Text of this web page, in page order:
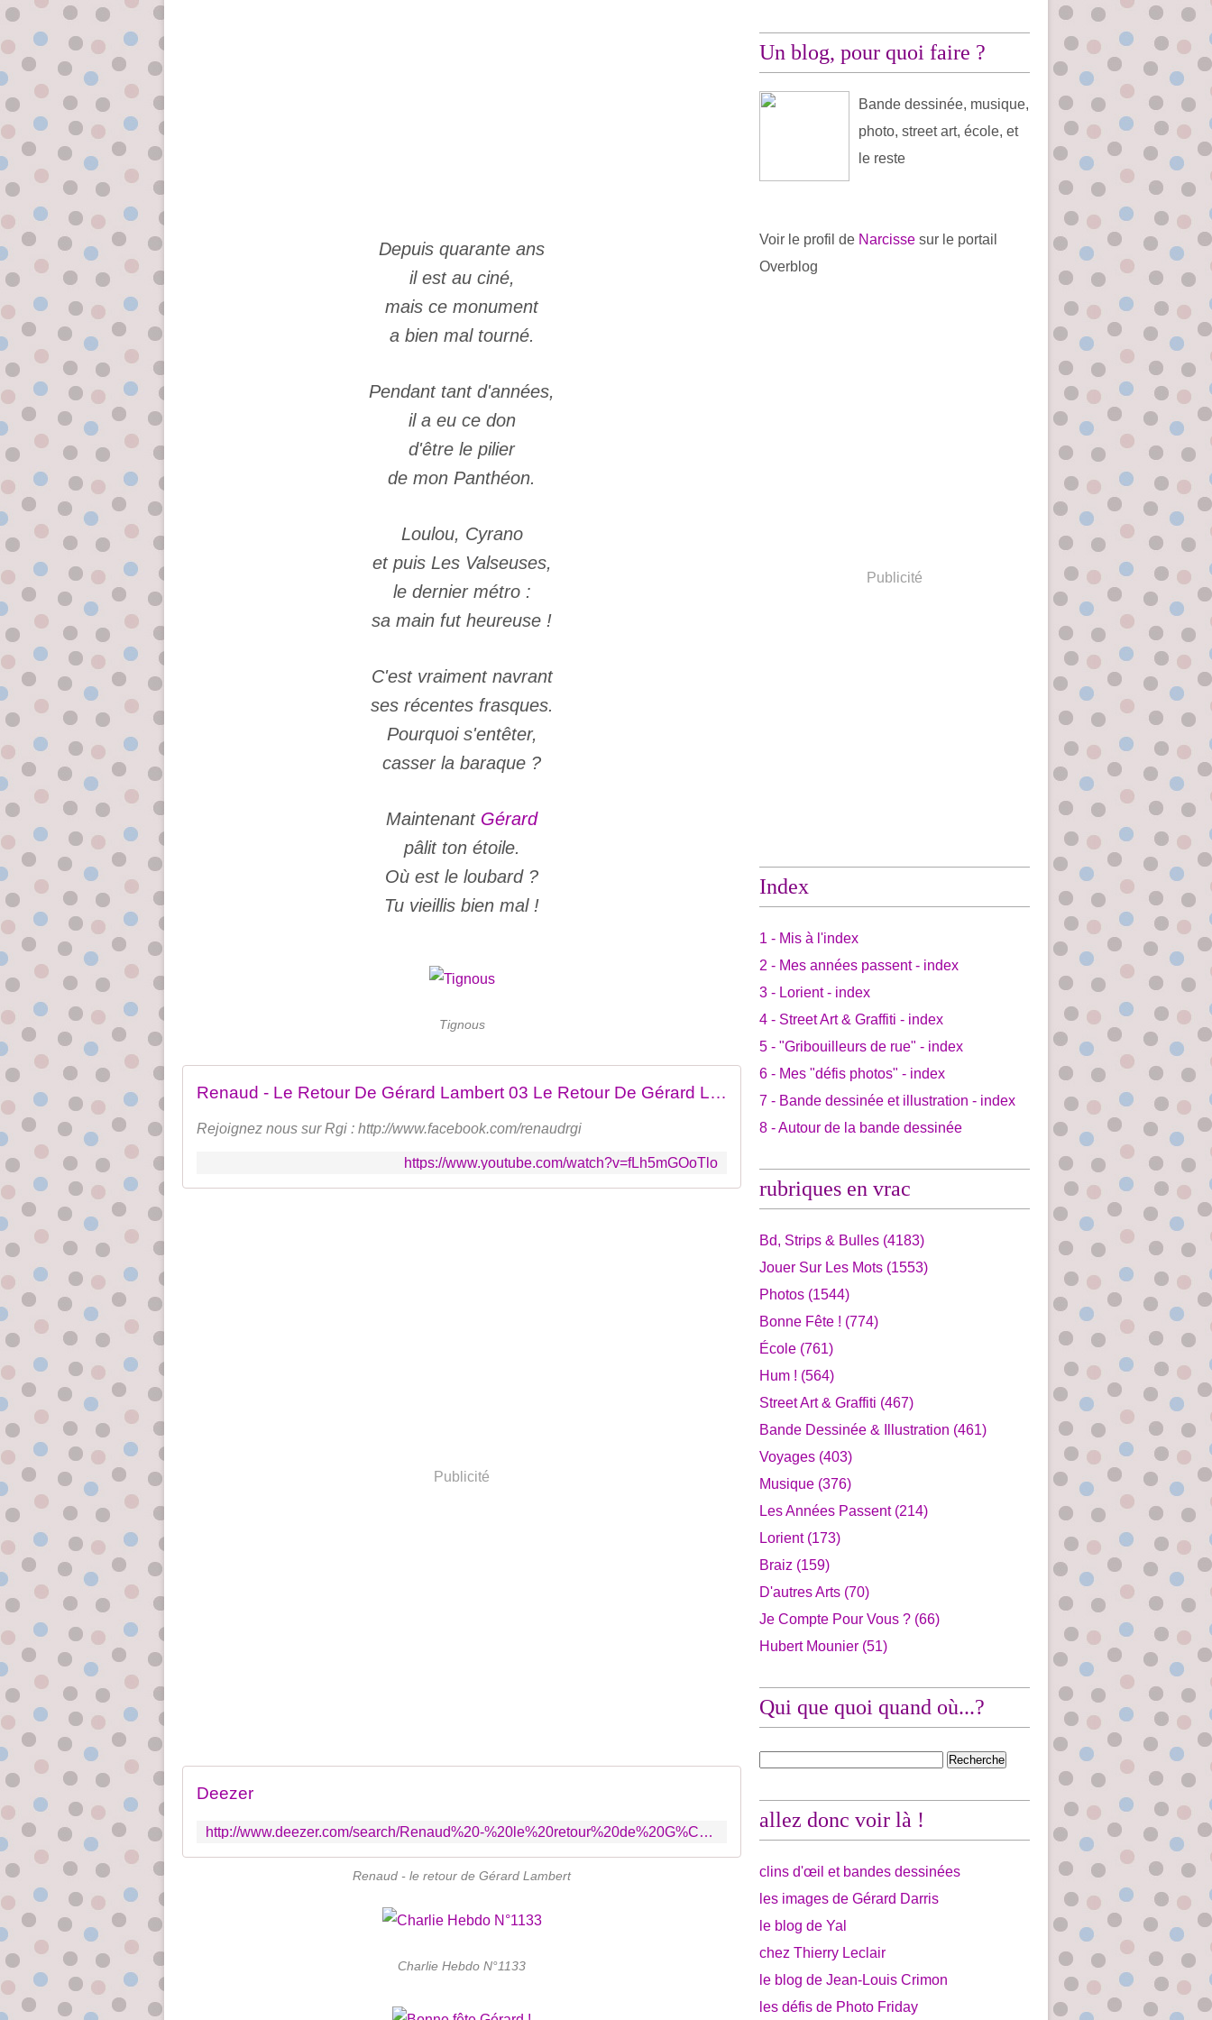
Depuis quarante ans
il est au ciné,
mais ce monument
a bien mal tourné.
Pendant tant d'années,
il a eu ce don
d'être le pilier
de mon Panthéon.
Loulou, Cyrano
et puis Les Valseuses,
le dernier métro :
sa main fut heureuse !
C'est vraiment navrant
ses récentes frasques.
Pourquoi s'entêter,
casser la baraque ?
Maintenant Gérard
pâlit ton étoile.
Où est le loubard ?
Tu vieillis bien mal !
Tignous
Renaud - Le Retour De Gérard Lambert 03 Le Retour De Gérard Lambert
Rejoignez nous sur Rgi : http://www.facebook.com/renaudrgi
https://www.youtube.com/watch?v=fLh5mGOoTlo
Publicité
Deezer
http://www.deezer.com/search/Renaud%20-%20le%20retour%20de%20G%C3%A9rard%20Lambert
Renaud - le retour de Gérard Lambert
Charlie Hebdo N°1133
Un blog, pour quoi faire ?
Bande dessinée, musique,
photo, street art, école, et
le reste
Voir le profil de Narcisse sur le portail
Overblog
Publicité
Index
1 - Mis à l'index
2 - Mes années passent - index
3 - Lorient - index
4 - Street Art & Graffiti - index
5 - "Gribouilleurs de rue" - index
6 - Mes "défis photos" - index
7 - Bande dessinée et illustration - index
8 - Autour de la bande dessinée
rubriques en vrac
Bd, Strips & Bulles (4183)
Jouer Sur Les Mots (1553)
Photos (1544)
Bonne Fête ! (774)
École (761)
Hum ! (564)
Street Art & Graffiti (467)
Bande Dessinée & Illustration (461)
Voyages (403)
Musique (376)
Les Années Passent(214)
Lorient(173)
Braiz (159)
D'autres Arts (70)
Je Compte Pour Vous ? (66)
Hubert Mounier (51)
Qui que quoi quand où...?
allez donc voir là !
clins d'œil et bandes dessinées
les images de Gérard Darris
le blog de Yal
chez Thierry Leclair
le blog de Jean-Louis Crimon
les défis de Photo Friday